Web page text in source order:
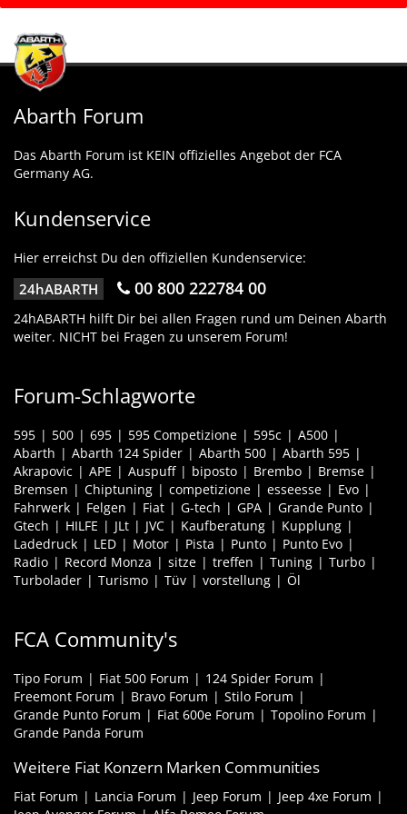
Abarth Forum
Das Abarth Forum ist KEIN offizielles Angebot der FCA
Germany AG.
Kundenservice
Hier erreichst Du den offiziellen Kundenservice:
24hABARTH 00 800 222784 00
24hABARTH hilft Dir bei allen Fragen rund um Deinen Abarth
weiter. NICHT bei Fragen zu unserem Forum!
Forum-Schlagworte
595 500 695 595 Competizione 595c
A500
Abarth
Abarth 124 Spider Abarth 500
Abarth 595
Akrapovic
APE Auspuff biposto Brembo
Bremse
Bremsen
Chiptuning competizione esseesse
Evo
Fahrwerk
Felgen Fiat G-tech GPA
Grande Punto
Gtech
HILFE JLt JVC Kaufberatung
Kupplung
Ladedruck
LED Motor Pista Punto
Punto Evo
Radio
Record Monza sitze treffen Tuning
Turbo
Turbolader
Turismo Tüv vorstellung Öl
FCA Community's
Tipo Forum Fiat 500 Forum
124 Spider Forum
Freemont Forum
Bravo Forum
Stilo Forum
Grande Punto Forum
Fiat 600e Forum
Topolino Forum
Grande Panda Forum
Weitere Fiat Konzern Marken Communities
Fiat Forum Lancia Forum Jeep Forum
Jeep 4xe Forum